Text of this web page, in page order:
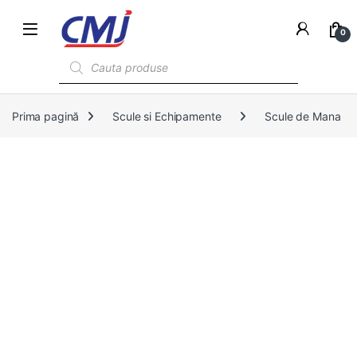
0
Prima pagină Scule si Echipamente Scule de Mana